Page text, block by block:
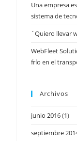
Una empresa
sistema de
´Quiero llevar
WebFleet
frío en el
Archivos
junio 2016(1)
septiembre